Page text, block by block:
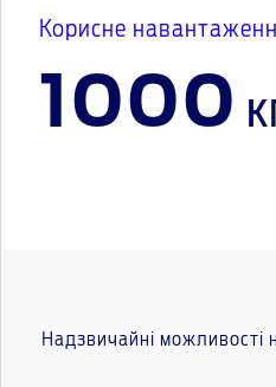
Корисне
1000
Надзвичайні можливості